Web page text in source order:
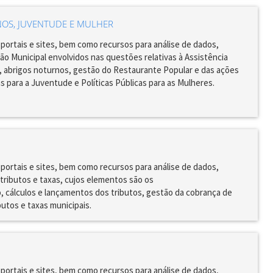
JUVENTUDE E MULHER
e sites, bem como recursos para análise de dados,
Municipal envolvidos nas questões relativas à Assistência
abrigos noturnos, gestão do Restaurante Popular e das ações
a Juventude e Políticas Públicas para as Mulheres.
e sites, bem como recursos para análise de dados,
e taxas, cujos elementos são os
e lançamentos dos tributos, gestão da cobrança de
e taxas municipais.
e sites, bem como recursos para análise de dados,